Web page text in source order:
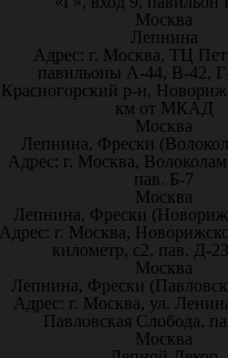
Москва
Лепнина
Адрес: г. Москва, ТЦ
павильоны А-44, В-42,
Красногорский р-н,
км от МКАД
Москва
Лепнина, Фрески
Адрес: г. Москва,
пав. Б-7
Москва
Лепнина, Фрески
г. Москва,
километр, с2, пав. Д-
Москва
Лепнина, Фрески
Адрес: г. Москва, ул.
Павловская Слобода,
Москва